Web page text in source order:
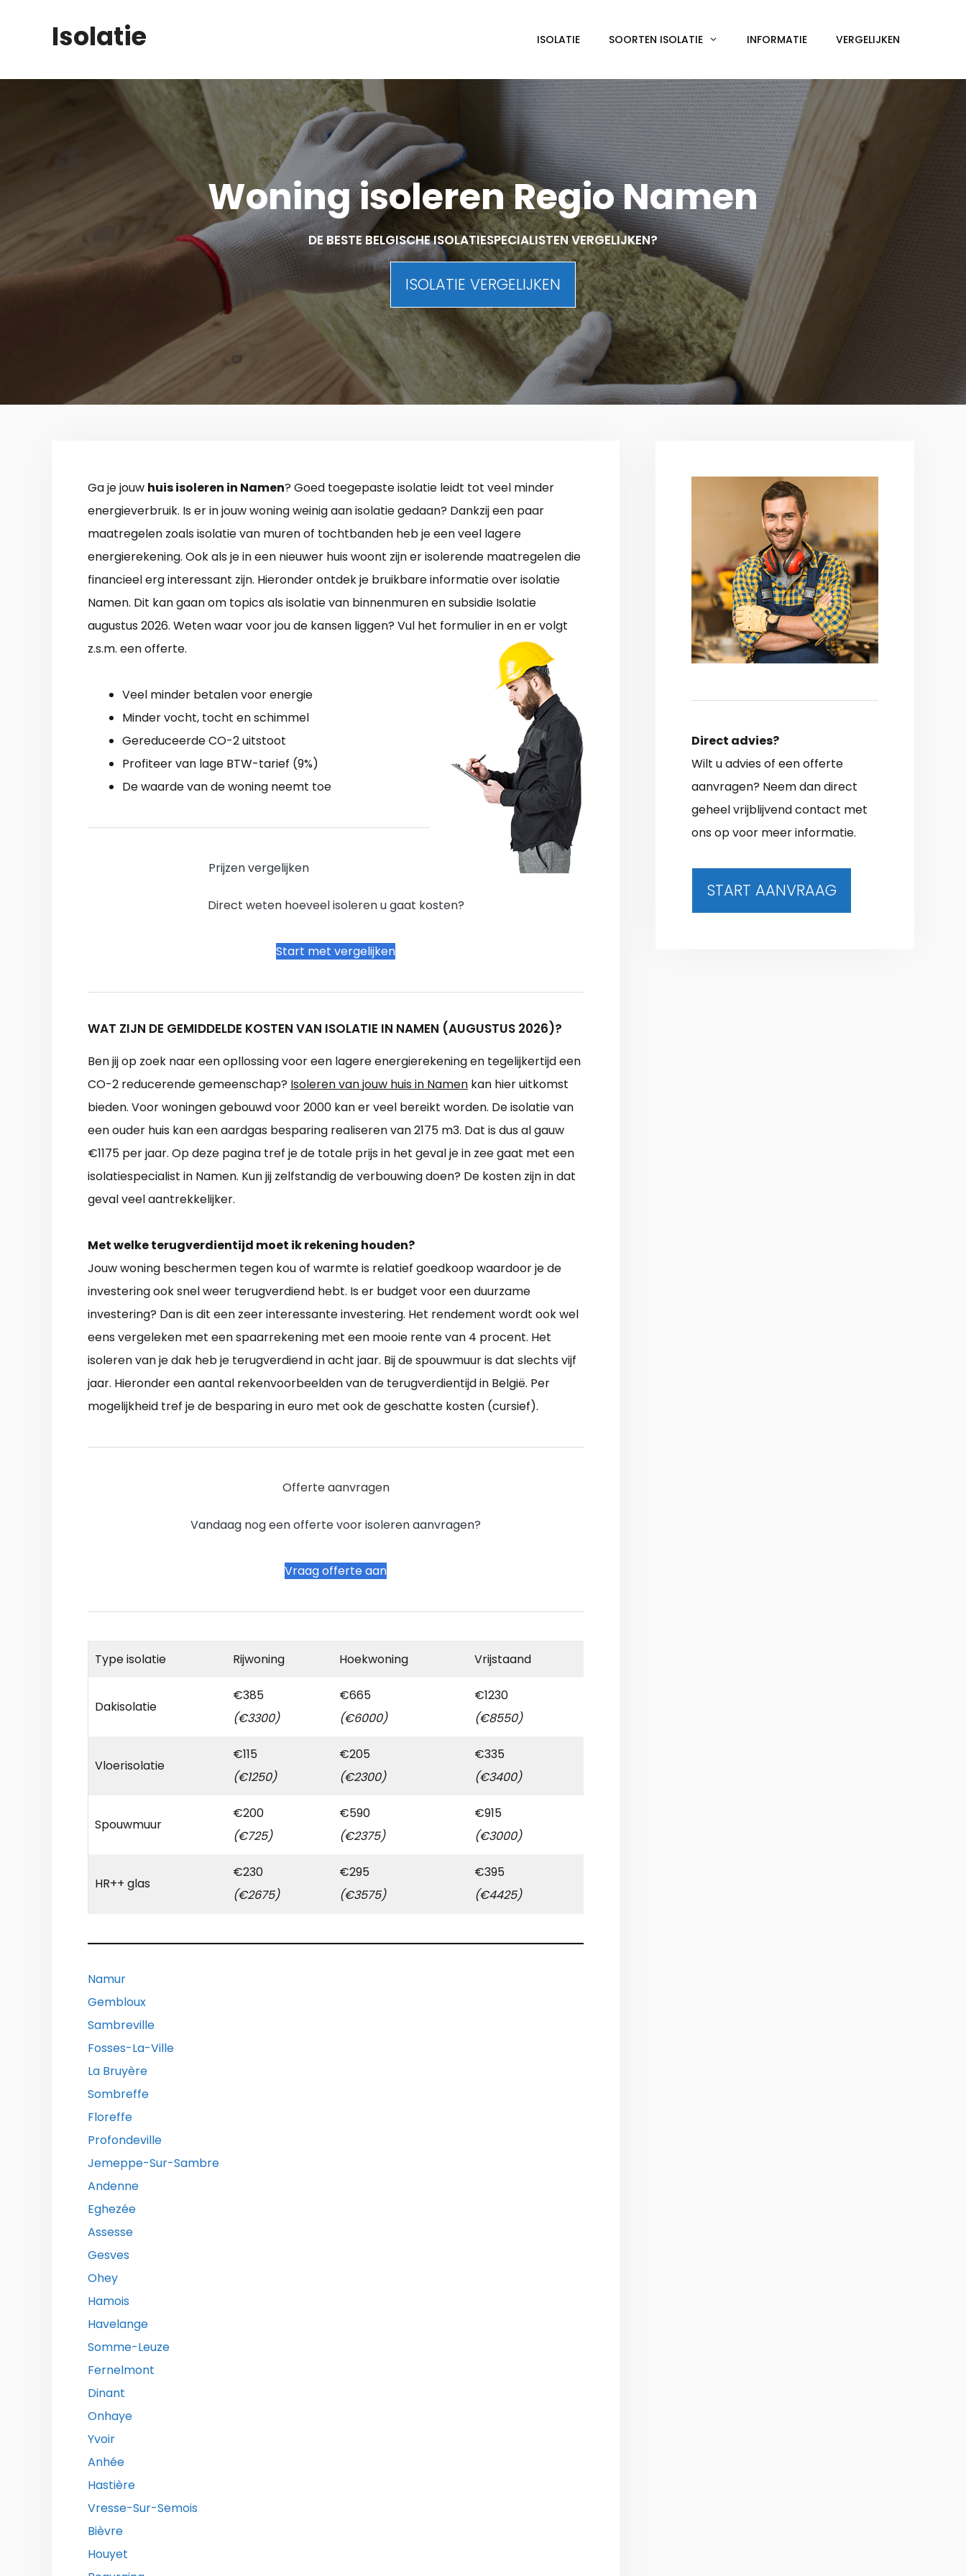
Isolatie ISOLATIE SOORTEN ISOLATIE INFORMATIE VERGELIJKEN
Woning isoleren Regio Namen
DE BESTE BELGISCHE ISOLATIESPECIALISTEN VERGELIJKEN?
ISOLATIE VERGELIJKEN
Ga je jouw huis isoleren in Namen? Goed toegepaste isolatie leidt tot veel minder
energieverbruik. Is er in jouw woning weinig aan isolatie gedaan? Dankzij een paar
maatregelen zoals isolatie van muren of tochtbanden heb je een veel lagere
energierekening. Ook als je in een nieuwer huis woont zijn er isolerende maatregelen die
financieel erg interessant zijn. Hieronder ontdek je bruikbare informatie over isolatie
Namen. Dit kan gaan om topics als isolatie van binnenmuren en subsidie Isolatie
augustus 2026. Weten waar voor jou de kansen liggen? Vul het formulier in en er volgt
z.s.m. een offerte.
Veel minder betalen voor energie
Minder vocht, tocht en schimmel
Gereduceerde CO-2 uitstoot
Profiteer van lage BTW-tarief (9%)
De waarde van de woning neemt toe
Prijzen vergelijken
Direct weten hoeveel isoleren u gaat kosten?
Start met vergelijken
WAT ZIJN DE GEMIDDELDE KOSTEN VAN ISOLATIE IN NAMEN (AUGUSTUS 2026)?
Ben jij op zoek naar een opllossing voor een lagere energierekening en tegelijkertijd een
CO-2 reducerende gemeenschap? Isoleren van jouw huis in Namen kan hier uitkomst
bieden. Voor woningen gebouwd voor 2000 kan er veel bereikt worden. De isolatie van
een ouder huis kan een aardgas besparing realiseren van 2175 m3. Dat is dus al gauw
€1175 per jaar. Op deze pagina tref je de totale prijs in het geval je in zee gaat met een
isolatiespecialist in Namen. Kun jij zelfstandig de verbouwing doen? De kosten zijn in dat
geval veel aantrekkelijker.
Met welke terugverdientijd moet ik rekening houden?
Jouw woning beschermen tegen kou of warmte is relatief goedkoop waardoor je de
investering ook snel weer terugverdiend hebt. Is er budget voor een duurzame
investering? Dan is dit een zeer interessante investering. Het rendement wordt ook wel
eens vergeleken met een spaarrekening met een mooie rente van 4 procent. Het
isoleren van je dak heb je terugverdiend in acht jaar. Bij de spouwmuur is dat slechts vijf
jaar. Hieronder een aantal rekenvoorbeelden van de terugverdientijd in België. Per
mogelijkheid tref je de besparing in euro met ook de geschatte kosten (cursief).
Offerte aanvragen
Vandaag nog een offerte voor isoleren aanvragen?
Vraag offerte aan
Type isolatie Rijwoning Hoekwoning Vrijstaand
Dakisolatie
€385
(€3300)
€665
(€6000)
€1230
(€8550)
Vloerisolatie
€115
(€1250)
€205
(€2300)
€335
(€3400)
Spouwmuur
€200
(€725)
€590
(€2375)
€915
(€3000)
HR++ glas
€230
(€2675)
€295
(€3575)
€395
(€4425)
Namur
Gembloux
Sambreville
Fosses-La-Ville
La Bruyère
Sombreffe
Floreffe
Profondeville
Jemeppe-Sur-Sambre
Andenne
Eghezée
Assesse
Gesves
Ohey
Hamois
Havelange
Somme-Leuze
Fernelmont
Dinant
Onhaye
Yvoir
Anhée
Hastière
Vresse-Sur-Semois
Bièvre
Houyet
Direct advies?
Wilt u advies of een offerte
aanvragen? Neem dan direct
geheel vrijblijvend contact met
ons op voor meer informatie.
START AANVRAAG